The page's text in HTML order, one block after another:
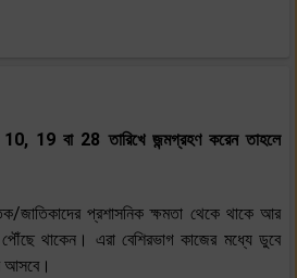
19 বা 28 তারিখে জন্মগ্রহণ করেন তাহলে
জাতিকাদের প্রশাসনিক ক্ষমতা থেকে থাকে আর
পৌঁছে থাকেন। এরা বেশিরভাগ কাজের মধ্যে ডুবে
আসবে।